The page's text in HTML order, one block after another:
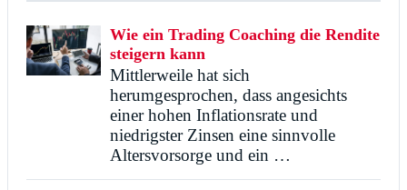
Wie ein Trading Coaching die Rendite
steigern kann
Mittlerweile hat sich
herumgesprochen, dass angesichts
einer hohen Inflationsrate und
niedrigster Zinsen eine sinnvolle
Altersvorsorge und ein …